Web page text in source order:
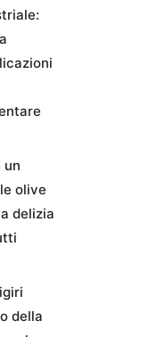
un
olive
delizia
della